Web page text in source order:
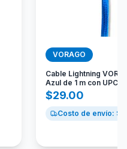
VORAGO
Cable Lightning
Azul de 1 m con UPC
$29.00
Costo de envío: $